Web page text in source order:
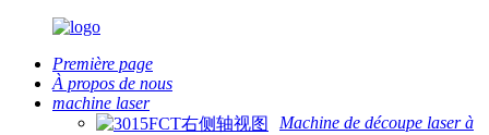
Première page
À propos de nous
machine laser
Machine de découpe laser à